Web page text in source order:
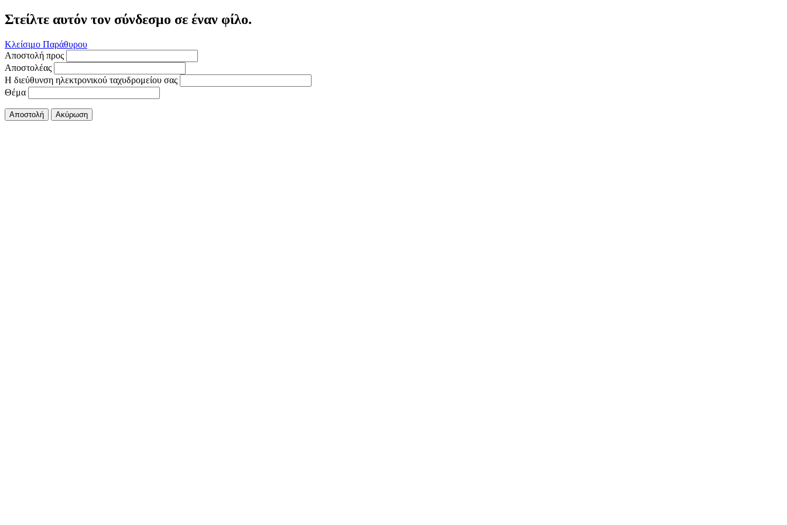
Στείλτε αυτόν τον σύνδεσμο σε έναν φίλο.
Κλείσιμο Παράθυρου
Αποστολή προς
Αποστολέας
Η διεύθυνση ηλεκτρονικού ταχυδρομείου σας
Θέμα
Αποστολή Ακύρωση